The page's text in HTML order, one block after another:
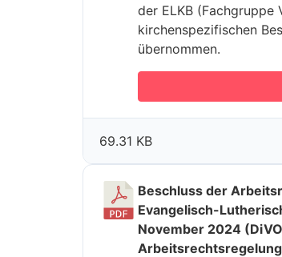
der ELKB
kirchenspezifischen
übernommen.
69.31 KB
Beschluss der
Evangelisch-
November 2024